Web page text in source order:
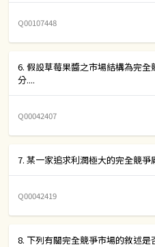
Q00107448
6. 假設草莓果醬之市場結構為完
分....
Q00042407
7. 某一家追求利潤極大的完全競爭
Q00042419
8. 下列有關完全競爭市場的敘述